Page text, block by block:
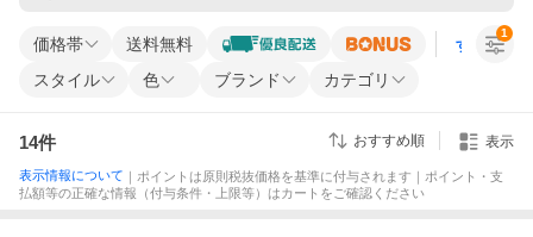
価格帯 送料無料 すべての条
スタイル 色 ブランド カテゴリ
1
14件 おすすめ順 表示
表示情報について ｜ポイントは原則税抜価格を基準に付与されます｜ポイント・支
払額等の正確な情報（付与条件・上限等）はカートをご確認ください